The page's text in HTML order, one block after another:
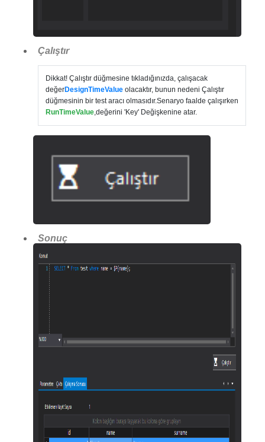
Çalıştır
Dikkat! Çalıştır düğmesine tıkladığınızda, çalışacak
değerDesignTimeValue olacaktır, bunun nedeni Çalıştır
düğmesinin bir test aracı olmasıdır.Senaryo faalde çalışırken
RunTimeValue ,değerini 'Key' Değişkenine atar.
Sonuç